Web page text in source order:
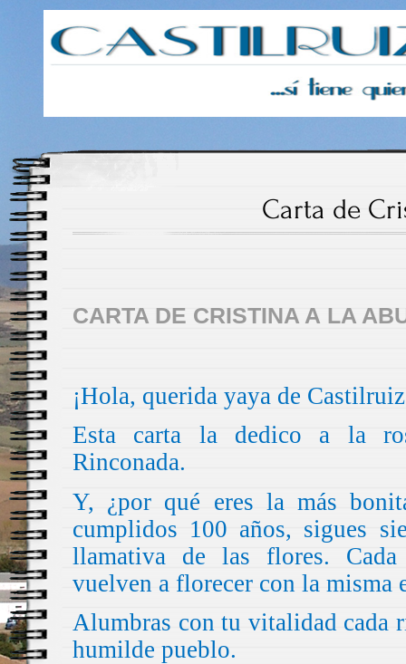
Castilruiz
Carta de
CARTA DE CRISTINA A LA
¡Hola, querida yaya de
Esta carta la dedico a la
Rinconada.
Y, ¿por qué eres la más
cumplidos 100 años, sigues
llamativa de las flores.
vuelven a florecer con la misma
Alumbras con tu vitalidad cada
humilde pueblo.